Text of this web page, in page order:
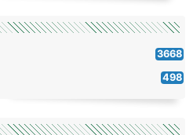
3668
498